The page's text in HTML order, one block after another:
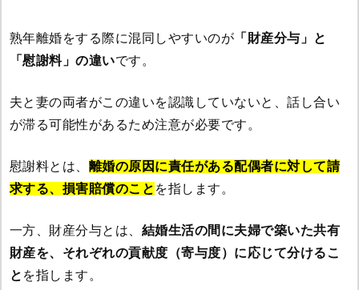
熟年離婚をする際に混同しやすいのが 「財産分与」と
「慰謝料」の違いです。
夫と妻の両者がこの違いを認識していないと、話し合い
が滞る可能性があるため注意が必要です。
慰謝料とは、 離婚の原因に責任がある配偶者に対して請
求する、損害賠償のこと を指します。
一方、財産分与とは、 結婚生活の間に夫婦で築いた共有
財産を、それぞれの貢献度（寄与度）に応じて分けるこ
と を指します。